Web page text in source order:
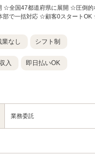
☆全国47都道府県に展開 ☆圧倒的
で一括対応 ☆顧客0スタートOK
業なし シフト制
入 即日払いOK
業務委託